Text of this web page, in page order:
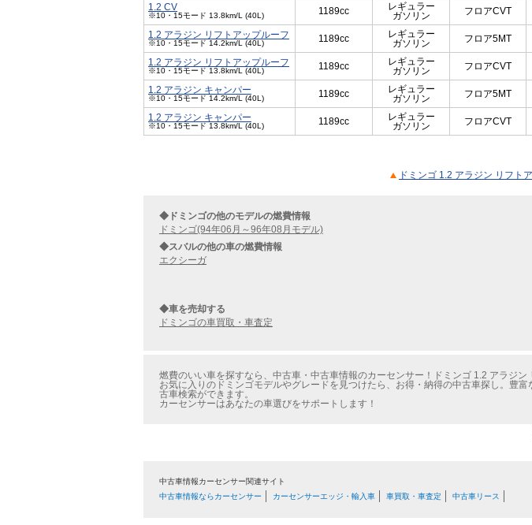
1.2 CV
※10・15モード 13.8km/L (40L) 1189cc
レギュラー
ガソリン
フロアCVT
1.2 アラジン リフトアップルーフ
※10・15モード 14.2km/L (40L) 1189cc
レギュラー
ガソリン
フロア5MT
1.2 アラジン リフトアップルーフ
※10・15モード 13.8km/L (40L) 1189cc
レギュラー
ガソリン
フロアCVT
1.2 アラジン キャンパー
※10・15モード 14.2km/L (40L) 1189cc
レギュラー
ガソリン
フロア5MT
1.2 アラジン キャンパー
※10・15モード 13.8km/L (40L) 1189cc
レギュラー
ガソリン
フロアCVT
ドミンゴ 1.2 アラジン リフト
◆ドミンゴの他のモデルの燃費情報
ドミンゴ(94年06月～96年08月モデル)
◆スバルの他の車の燃費情報
エクシーガ
◆車を売却する
ドミンゴの車買取・車査定
燃費のいい車を探すなら、中古車・中古車情報のカーセンサー！ドミンゴ 1.2 アラジン
お気に入りのドミンゴモデルやグレードを見つけたら、お得・納得の中古車探し。豊
古車検索ができます。
カーセンサーはあなたの車選びをサポートします！
中古車情報カーセンサー関連サイト
中古車情報ならカーセンサー
カーセンサーエッジ・輸入車 車買取・車査定 中古車リース